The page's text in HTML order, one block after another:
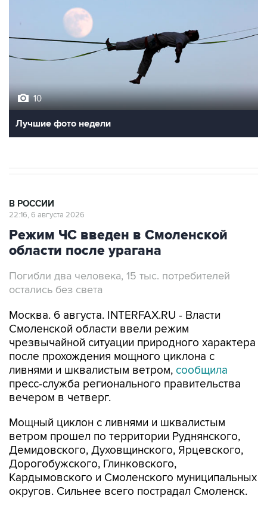
Лучшие фото недели
Режим ЧС введен в Смоленской
области после урагана
Погибли два человека, 15 тыс. потребителей
Москва. 6 августа. INTERFAX.RU - Власти
чрезвычайной ситуации природного характера
после прохождения мощного циклона с
ливнями и шквалистым ветром,сообщила
пресс-служба регионального правительства
вечером в четверг.
Мощный циклон с ливнями и шквалистым
Демидовского, Духовщинского, Ярцевского,
Дорогобужского, Глинковского,
Кардымовского и Смоленского муниципальных
округов. Сильнее всего пострадал Смоленск.
В настоящий момент без электроснабжения в